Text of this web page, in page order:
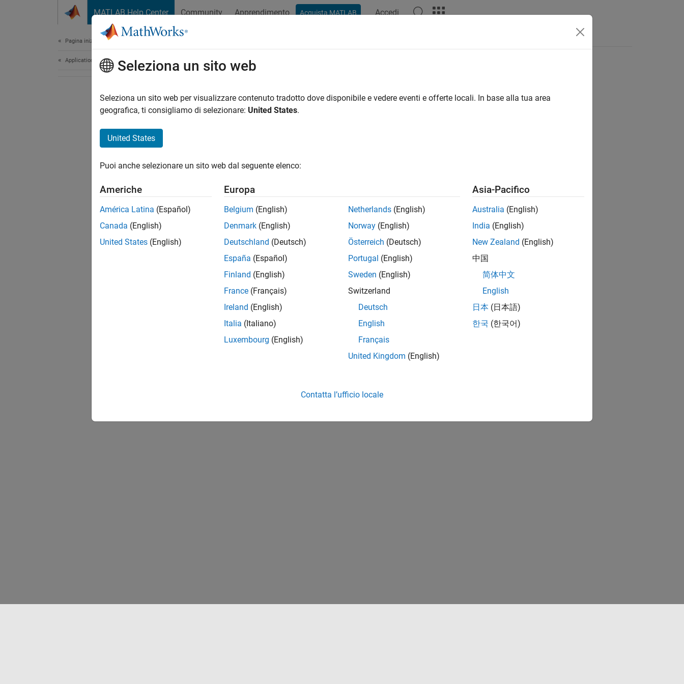
MATLAB Help Center Community Apprendimento Acquista MATLAB Accedi
Pagina iniziale della documentazione
Application DeploymentSeleziona un sito web
Seleziona un sito web per visualizzare contenuto tradotto dove disponibile e vedere eventi e offerte locali. In base alla tua area
geografica, ti consigliamo di selezionare: United States.
United States
Puoi anche selezionare un sito web dal seguente elenco:
Americhe
América Latina (Español)
Canada (English)
United States (English)
Europa
Belgium (English)
Denmark (English)
Deutschland (Deutsch)
España (Español)
Finland (English)
France (Français)
Ireland (English)
Italia (Italiano)
Luxembourg (English)
Netherlands (English)
Norway (English)
Österreich (Deutsch)
Portugal (English)
Sweden (English)
Switzerland
Deutsch
English
Français
United Kingdom (English)
Asia-Pacifico
Australia (English)
India (English)
New Zealand (English)
中国
简体中文
English
日本 (日本語)
한국 (한국어)
Contatta l’ufficio locale